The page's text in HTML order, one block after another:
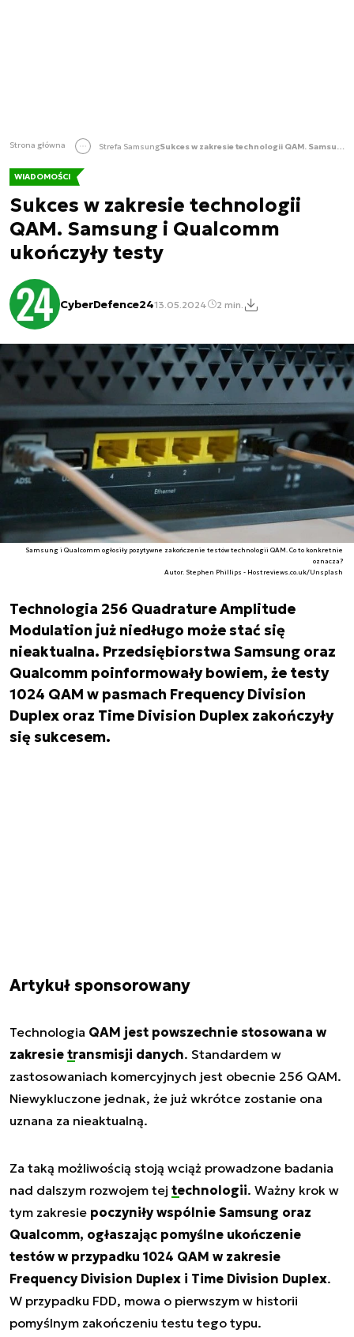
Strona główna Strefa Samsung Sukces w zakresie technologii QAM. Samsung i Qualcomm ukończyły testy
WIADOMOŚCI
Sukces w zakresie technologii
QAM. Samsung i Qualcomm
ukończyły testy
CyberDefence2413.05.2024 2 min.
Samsung i Qualcomm ogłosiły pozytywne zakończenie testów technologii QAM. Co to konkretnie
oznacza?
Autor. Stephen Phillips - Hostreviews.co.uk/Unsplash
Technologia 256 Quadrature Amplitude
Modulation już niedługo może stać się
nieaktualna. Przedsiębiorstwa Samsung oraz
Qualcomm poinformowały bowiem, że testy
1024 QAM w pasmach Frequency Division
Duplex oraz Time Division Duplex zakończyły
się sukcesem.
Artykuł sponsorowany
Technologia QAM jest powszechnie stosowana w
zakresie transmisji danych. Standardem w
zastosowaniach komercyjnych jest obecnie 256 QAM.
Niewykluczone jednak, że już wkrótce zostanie ona
uznana za nieaktualną.
Za taką możliwością stoją wciąż prowadzone badania
nad dalszym rozwojem tej technologii. Ważny krok w
tym zakresie poczyniły wspólnie Samsung oraz
Qualcomm, ogłaszając pomyślne ukończenie
testów w przypadku 1024 QAM w zakresie
Frequency Division Duplex i Time Division Duplex.
W przypadku FDD, mowa o pierwszym w historii
pomyślnym zakończeniu testu tego typu.